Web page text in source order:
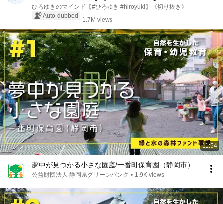
ひろゆきのマインド【#ひろゆき #hiroyuki】《切り抜き》
Auto-dubbed
1.7M views
11:54
夢中が見つかる小さな園庭/一番町保育園（静岡市）
公益財団法人 静岡県グリーンバンク • 1.9K views